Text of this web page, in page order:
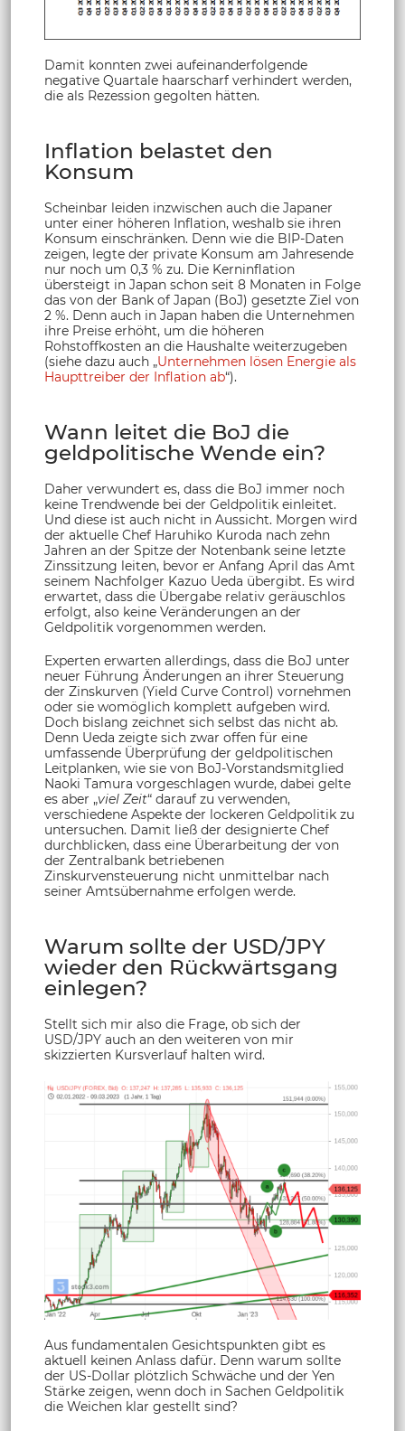
Damit konnten zwei aufeinanderfolgende
negative Quartale haarscharf verhindert werden,
die als Rezession gegolten hätten.
Inflation belastet den
Konsum
Scheinbar leiden inzwischen auch die Japaner
unter einer höheren Inflation, weshalb sie ihren
Konsum einschränken. Denn wie die BIP-Daten
zeigen, legte der private Konsum am Jahresende
nur noch um 0,3 % zu. Die Kerninflation
übersteigt in Japan schon seit 8 Monaten in Folge
das von der Bank of Japan (BoJ) gesetzte Ziel von
2 %. Denn auch in Japan haben die Unternehmen
ihre Preise erhöht, um die höheren
Rohstoffkosten an die Haushalte weiterzugeben
(siehe dazu auch „Unternehmen lösen Energie als
Haupttreiber der Inflation ab“).
Wann leitet die BoJ die
geldpolitische Wende ein?
Daher verwundert es, dass die BoJ immer noch
keine Trendwende bei der Geldpolitik einleitet.
Und diese ist auch nicht in Aussicht. Morgen wird
der aktuelle Chef Haruhiko Kuroda nach zehn
Jahren an der Spitze der Notenbank seine letzte
Zinssitzung leiten, bevor er Anfang April das Amt
seinem Nachfolger Kazuo Ueda übergibt. Es wird
erwartet, dass die Übergabe relativ geräuschlos
erfolgt, also keine Veränderungen an der
Geldpolitik vorgenommen werden.
Experten erwarten allerdings, dass die BoJ unter
neuer Führung Änderungen an ihrer Steuerung
der Zinskurven (Yield Curve Control) vornehmen
oder sie womöglich komplett aufgeben wird.
Doch bislang zeichnet sich selbst das nicht ab.
Denn Ueda zeigte sich zwar offen für eine
umfassende Überprüfung der geldpolitischen
Leitplanken, wie sie von BoJ-Vorstandsmitglied
Naoki Tamura vorgeschlagen wurde, dabei gelte
es aber „viel Zeit“ darauf zu verwenden,
verschiedene Aspekte der lockeren Geldpolitik zu
untersuchen. Damit ließ der designierte Chef
durchblicken, dass eine Überarbeitung der von
der Zentralbank betriebenen
Zinskurvensteuerung nicht unmittelbar nach
seiner Amtsübernahme erfolgen werde.
Warum sollte der USD/JPY
wieder den Rückwärtsgang
einlegen?
Stellt sich mir also die Frage, ob sich der
USD/JPY auch an den weiteren von mir
skizzierten Kursverlauf halten wird.
Aus fundamentalen Gesichtspunkten gibt es
aktuell keinen Anlass dafür. Denn warum sollte
der US-Dollar plötzlich Schwäche und der Yen
Stärke zeigen, wenn doch in Sachen Geldpolitik
die Weichen klar gestellt sind?